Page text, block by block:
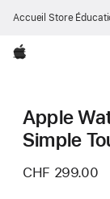
Accueil Store
Apple
Apple
Simple
CHF 299.00